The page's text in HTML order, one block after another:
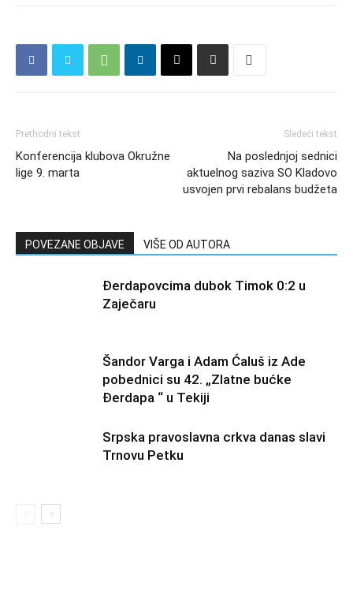
Prethodni tekst
Konferencija klubova Okružne
lige 9. marta
Sledeći tekst
Na poslednjoj sednici
aktuelnog saziva SO Kladovo
usvojen prvi rebalans budžeta
POVEZANE OBJAVE VIŠE OD AUTORA
Đerdapovcima dubok Timok 0:2 u
Zaječaru
Šandor Varga i Adam Ćaluš iz Ade
pobednici su 42. „Zlatne bućke
Đerdapa “ u Tekiji
Srpska pravoslavna crkva danas slavi
Trnovu Petku